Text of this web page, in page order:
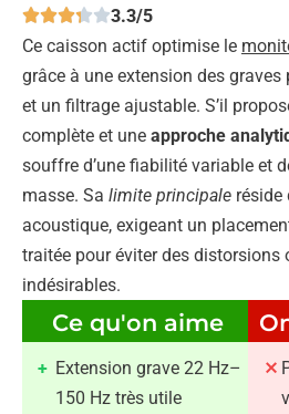
3.3/5
Ce caisson actif optimise le
grâce à une extension des
et un filtrage ajustable. S’il
complète et une approche
souffre d’une fiabilité variable et
masse. Sa limite principale réside
acoustique, exigeant un
traitée pour éviter des distorsions
indésirables.
Ce qu'on aime
Extension grave 22 Hz–
150 Hz très utile